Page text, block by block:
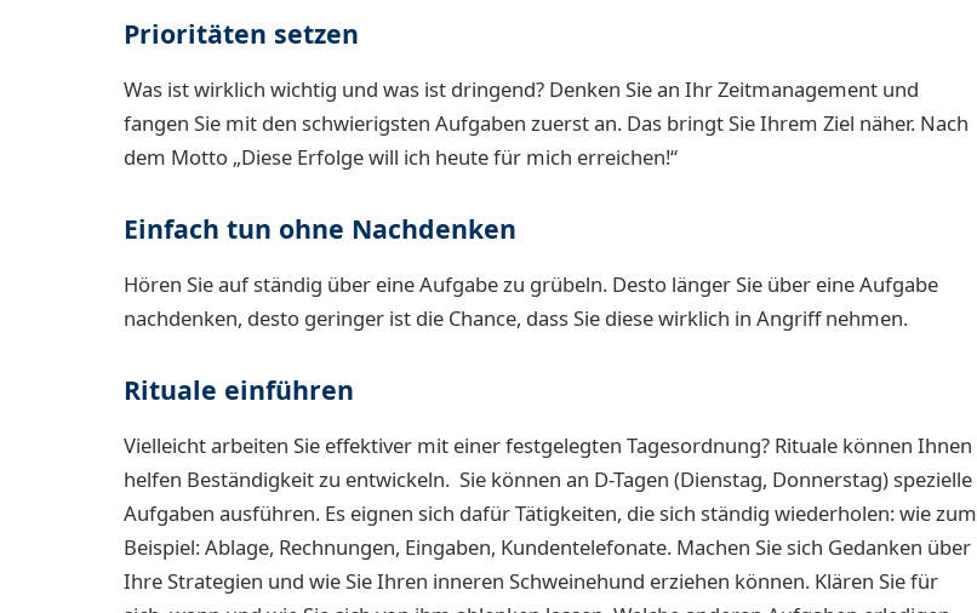
Prioritäten setzen
Was ist wirklich wichtig und was ist dringend? Denken Sie an Ihr Zeitmanagement und
fangen Sie mit den schwierigsten Aufgaben zuerst an. Das bringt Sie Ihrem Ziel näher. Nach
dem Motto „Diese Erfolge will ich heute für mich erreichen!“
Einfach tun ohne Nachdenken
Hören Sie auf ständig über eine Aufgabe zu grübeln. Desto länger Sie über eine Aufgabe
nachdenken, desto geringer ist die Chance, dass Sie diese wirklich in Angriff nehmen.
Rituale einführen
Vielleicht arbeiten Sie effektiver mit einer festgelegten Tagesordnung? Rituale können Ihnen
helfen Beständigkeit zu entwickeln. Sie können an D-Tagen (Dienstag, Donnerstag) spezielle
Aufgaben ausführen. Es eignen sich dafür Tätigkeiten, die sich ständig wiederholen: wie zum
Beispiel: Ablage, Rechnungen, Eingaben, Kundentelefonate. Machen Sie sich Gedanken über
Ihre Strategien und wie Sie Ihren inneren Schweinehund erziehen können. Klären Sie für